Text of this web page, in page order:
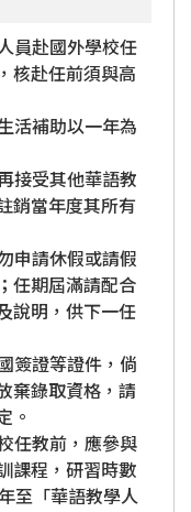
員赴國外學校任
核赴任前須與高
活補助以一年為
接受其他華語教
銷當年度其所有
申請休假或請假
任期屆滿請配合
說明，供下一任
簽證等證件，倘
棄錄取資格，請
。
任教前，應參與
課程，研習時數
至「華語教學人